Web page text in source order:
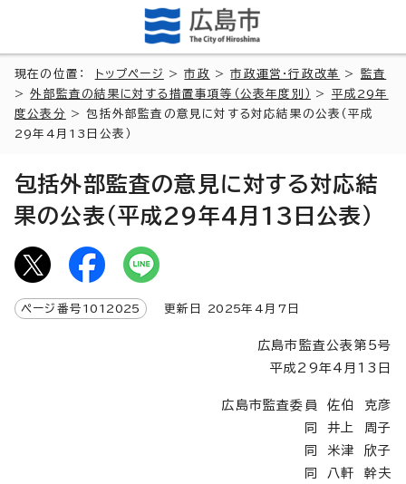
現在の位置： トップページ >市政 >市政運営・行政改革 > 監査
>外部監査の結果に対する措置事項等（公表年度別） > 平成29年
度公表分 > 包括外部監査の意見に対する対応結果の公表（平成
29年4月13日公表）
包括外部監査の意見に対する対応結
果の公表（平成29年4月13日公表）
ページ番号 1012025 更新日 2025年4月7日
広島市監査公表第5号
平成29年4月13日
広島市監査委員 佐伯 克彦
同 井上 周子
同 米津 欣子
同 八軒 幹夫